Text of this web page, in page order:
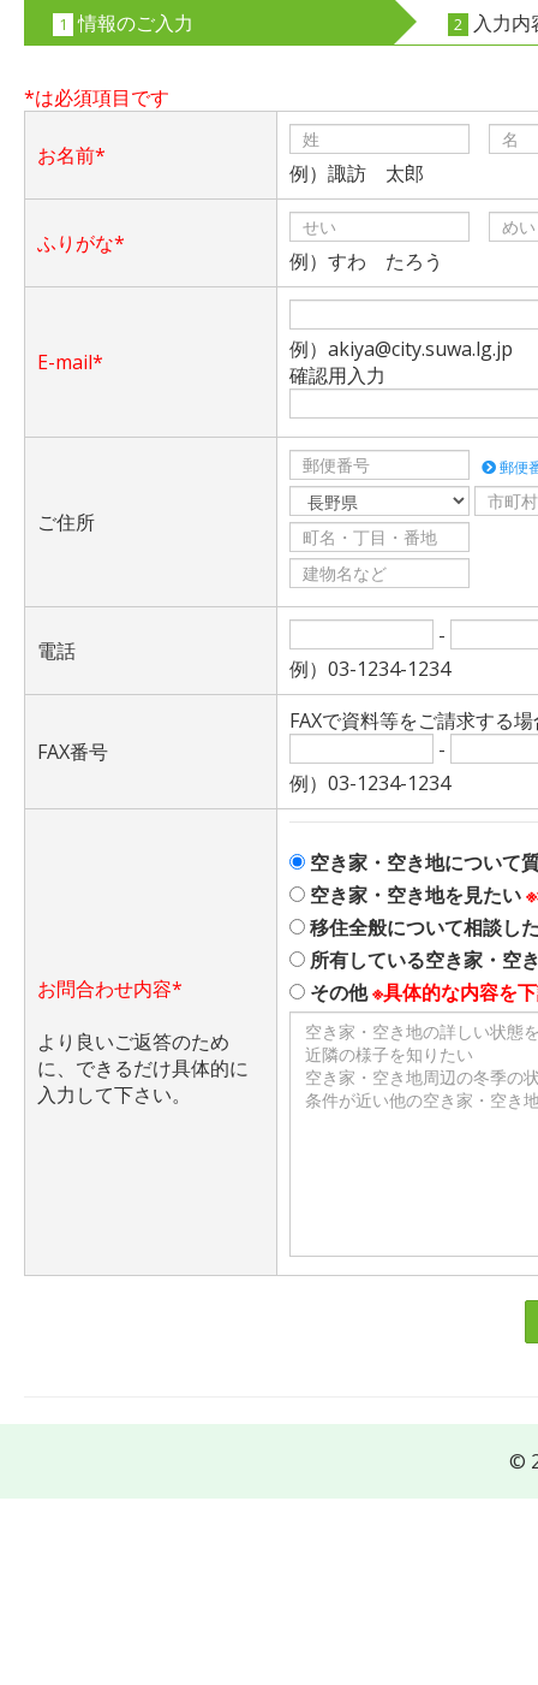
1 情報のご入力 2 入力内
*は必須項目です
お名前*
例）諏訪 太郎
ふりがな*
例）すわ たろう
E-mail*
例）akiya@city.suwa.lg.jp
確認用入力
ご住所
郵便
電話
-
例）03-1234-1234
FAX番号
FAXで資料等をご請求する
-
例）03-1234-1234
お問合わせ内容*
より良いご返答のため
に、できるだけ具体的に
入力して下さい。
空き家・空き地について
空き家・空き地を見たい
移住全般について相談し
所有している空き家・空
その他※具体的な内容を
©